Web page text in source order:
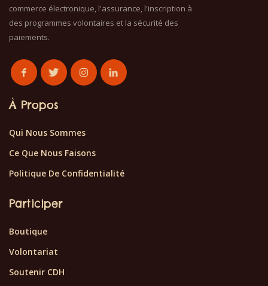
commerce électronique, l'assurance, l'inscription à
des programmes volontaires et la sécurité des
paiements.
À Propos
Qui Nous Sommes
Ce Que Nous Faisons
Politique De Confidentialité
Participer
Boutique
Volontariat
Soutenir CDH